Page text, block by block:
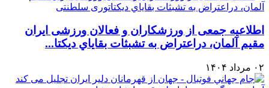
اطلاعیه جمعی از ورزشکاران و فعالان ورزشی ایران
مقيم آلمان، دراعتراض به تشبثات بقاياي دیکتا...
۰۲ مرداد ۱۴۰۴